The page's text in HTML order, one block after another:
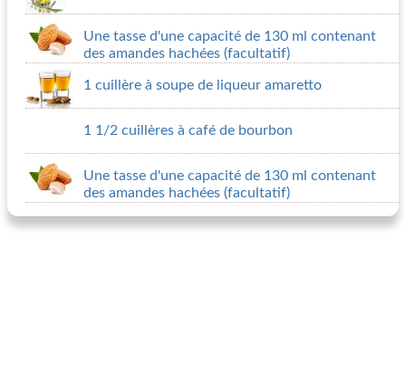
Une tasse d'une capacité de 130 ml contenant
des amandes hachées (facultatif)
1 cuillère à soupe de liqueur amaretto
1 1/2 cuillères à café de bourbon
Une tasse d'une capacité de 130 ml contenant
des amandes hachées (facultatif)